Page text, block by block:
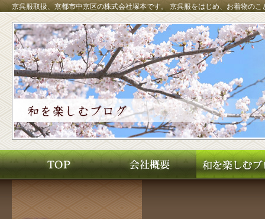
京呉服取扱、京都市中京区の株式会社塚本です。 京呉服をはじめ、お着物の